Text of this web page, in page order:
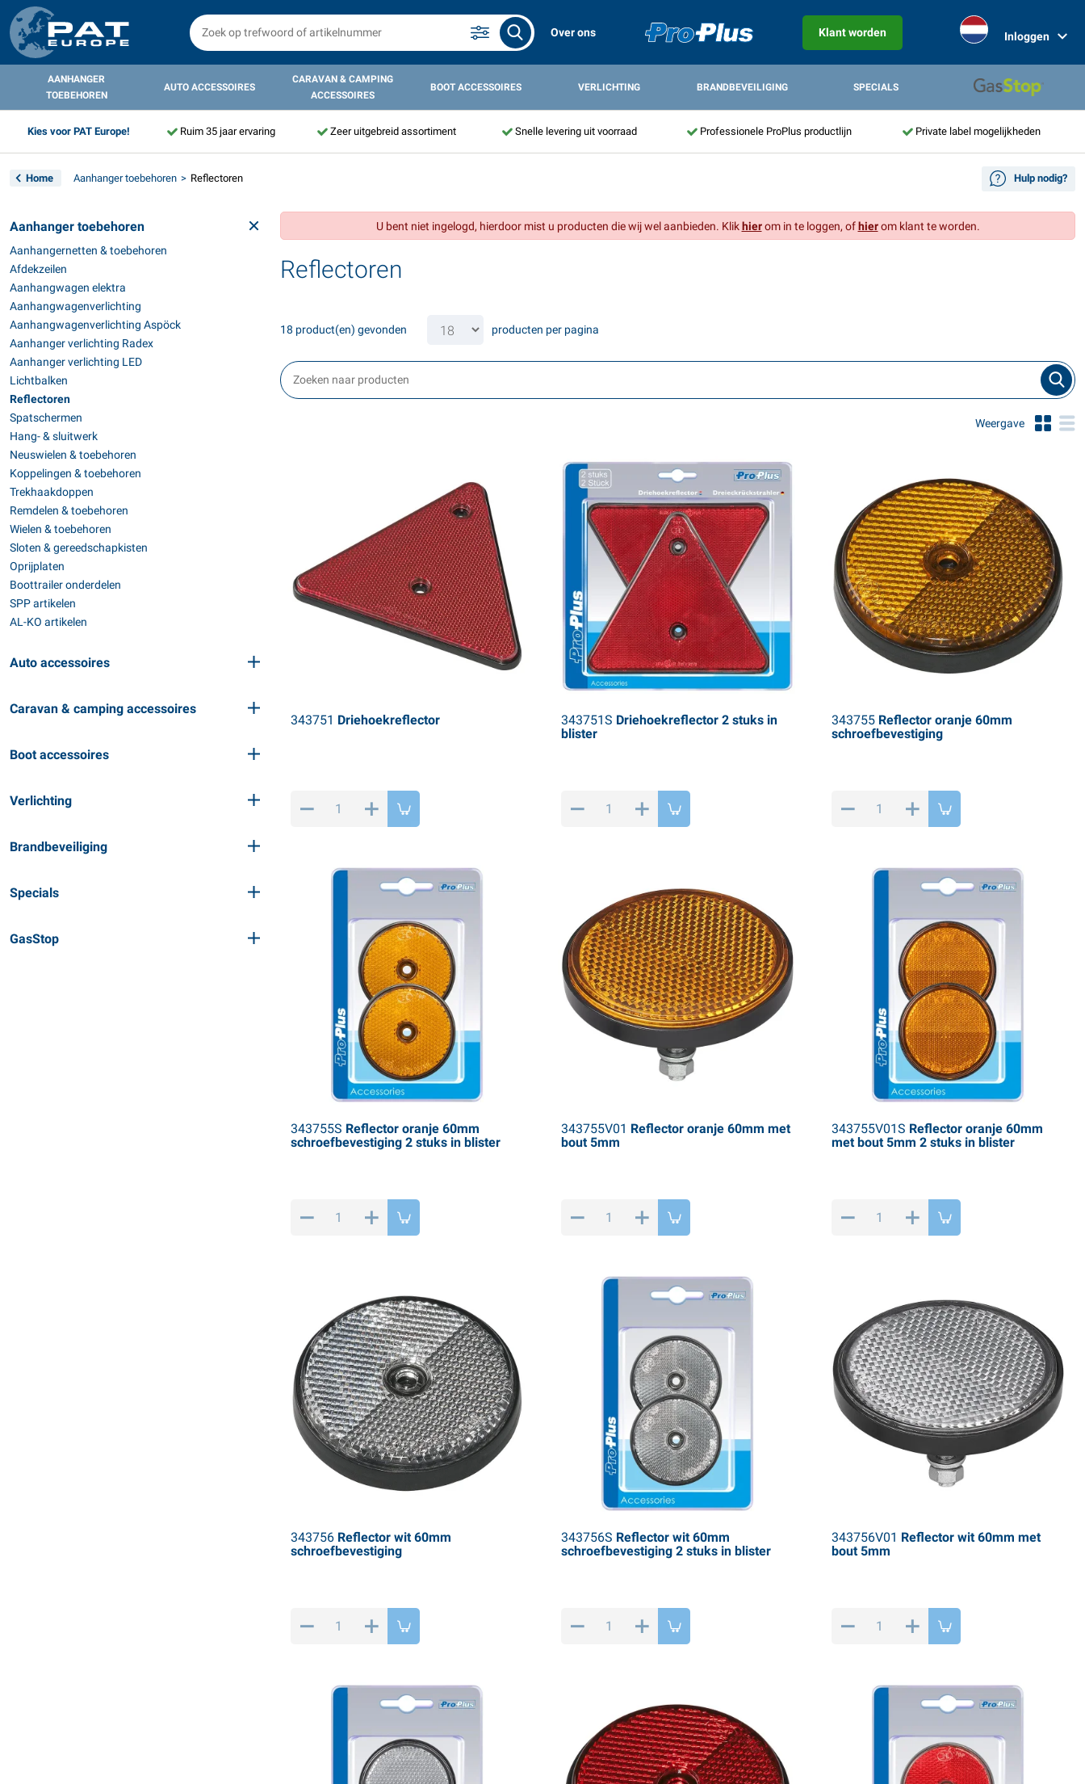
Over ons Klant worden Inloggen
AANHANGER
TOEBEHOREN
AUTO ACCESSOIRES
CARAVAN & CAMPING
ACCESSOIRES
BOOT ACCESSOIRES VERLICHTING BRANDBEVEILIGING SPECIALS
Kies voor PAT Europe! Ruim 35 jaar ervaring Zeer uitgebreid assortiment Snelle levering uit voorraad Professionele ProPlus productlijn Private label mogelijkheden
Home Aanhanger toebehoren Reflectoren Hulp nodig?
Aanhanger toebehoren
Aanhangernetten & toebehoren
Afdekzeilen
Aanhangwagen elektra
Aanhangwagenverlichting
Aanhangwagenverlichting Aspöck
Aanhanger verlichting Radex
Aanhanger verlichting LED
Lichtbalken
Reflectoren
Spatschermen
Hang- & sluitwerk
Neuswielen & toebehoren
Koppelingen & toebehoren
Trekhaakdoppen
Remdelen & toebehoren
Wielen & toebehoren
Sloten & gereedschapkisten
Oprijplaten
Boottrailer onderdelen
SPP artikelen
AL-KO artikelen
Auto accessoires
Caravan & camping accessoires
Boot accessoires
Verlichting
Brandbeveiliging
Specials
GasStop
U bent niet ingelogd, hierdoor mist u producten die wij wel aanbieden. Klikhierom in te loggen, ofhierom klant te worden.
Reflectoren
18 product(en) gevonden producten per pagina
Weergave
343751 Driehoekreflector 343751S Driehoekreflector 2 stuks in
blister
343755Reflector oranje 60mm
schroefbevestiging
343755S Reflector oranje 60mm
schroefbevestiging 2 stuks in blister
343755V01 Reflector oranje 60mm met
bout 5mm
343755V01S Reflector oranje 60mm
met bout 5mm 2 stuks in blister
343756Reflector wit 60mm
schroefbevestiging
343756S Reflector wit 60mm
schroefbevestiging 2 stuks in blister
343756V01 Reflector wit 60mm met
bout 5mm